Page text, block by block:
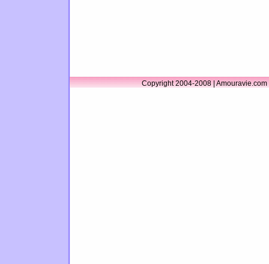
Copyright 2004-2008 |